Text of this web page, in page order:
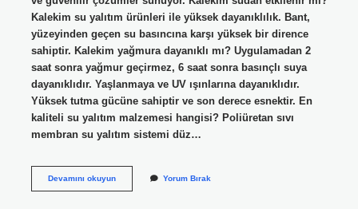
Kalekim su yalıtım ürünleri ile yüksek dayanıklılık. Bant,
yüzeyinden geçen su basıncına karşı yüksek bir dirence
sahiptir. Kalekim yağmura dayanıklı mı? Uygulamadan 2
saat sonra yağmur geçirmez, 6 saat sonra basınçlı suya
dayanıklıdır. Yaşlanmaya ve UV ışınlarına dayanıklıdır.
Yüksek tutma gücüne sahiptir ve son derece esnektir. En
kaliteli su yalıtım malzemesi hangisi? Poliüretan sıvı
membran su yalıtım sistemi düz…
Devamını okuyunKalekim
Yorum Bırak